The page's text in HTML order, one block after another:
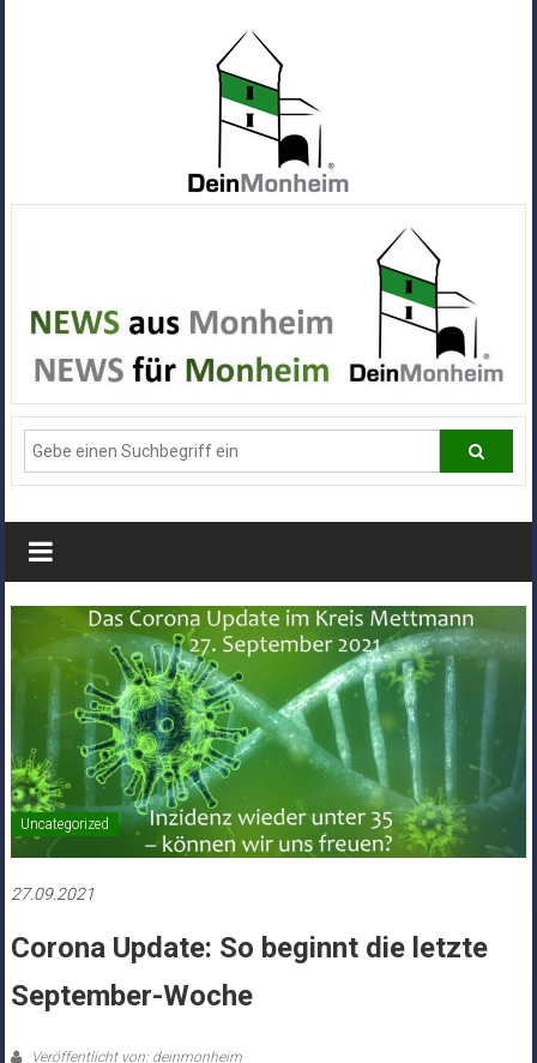
Alle
News
aus
Deiner
Stadt
Monheim
Uncategorized
27.09.2021
Corona Update: So beginnt die letzte
September-Woche
Veröffentlicht von: deinmonheim